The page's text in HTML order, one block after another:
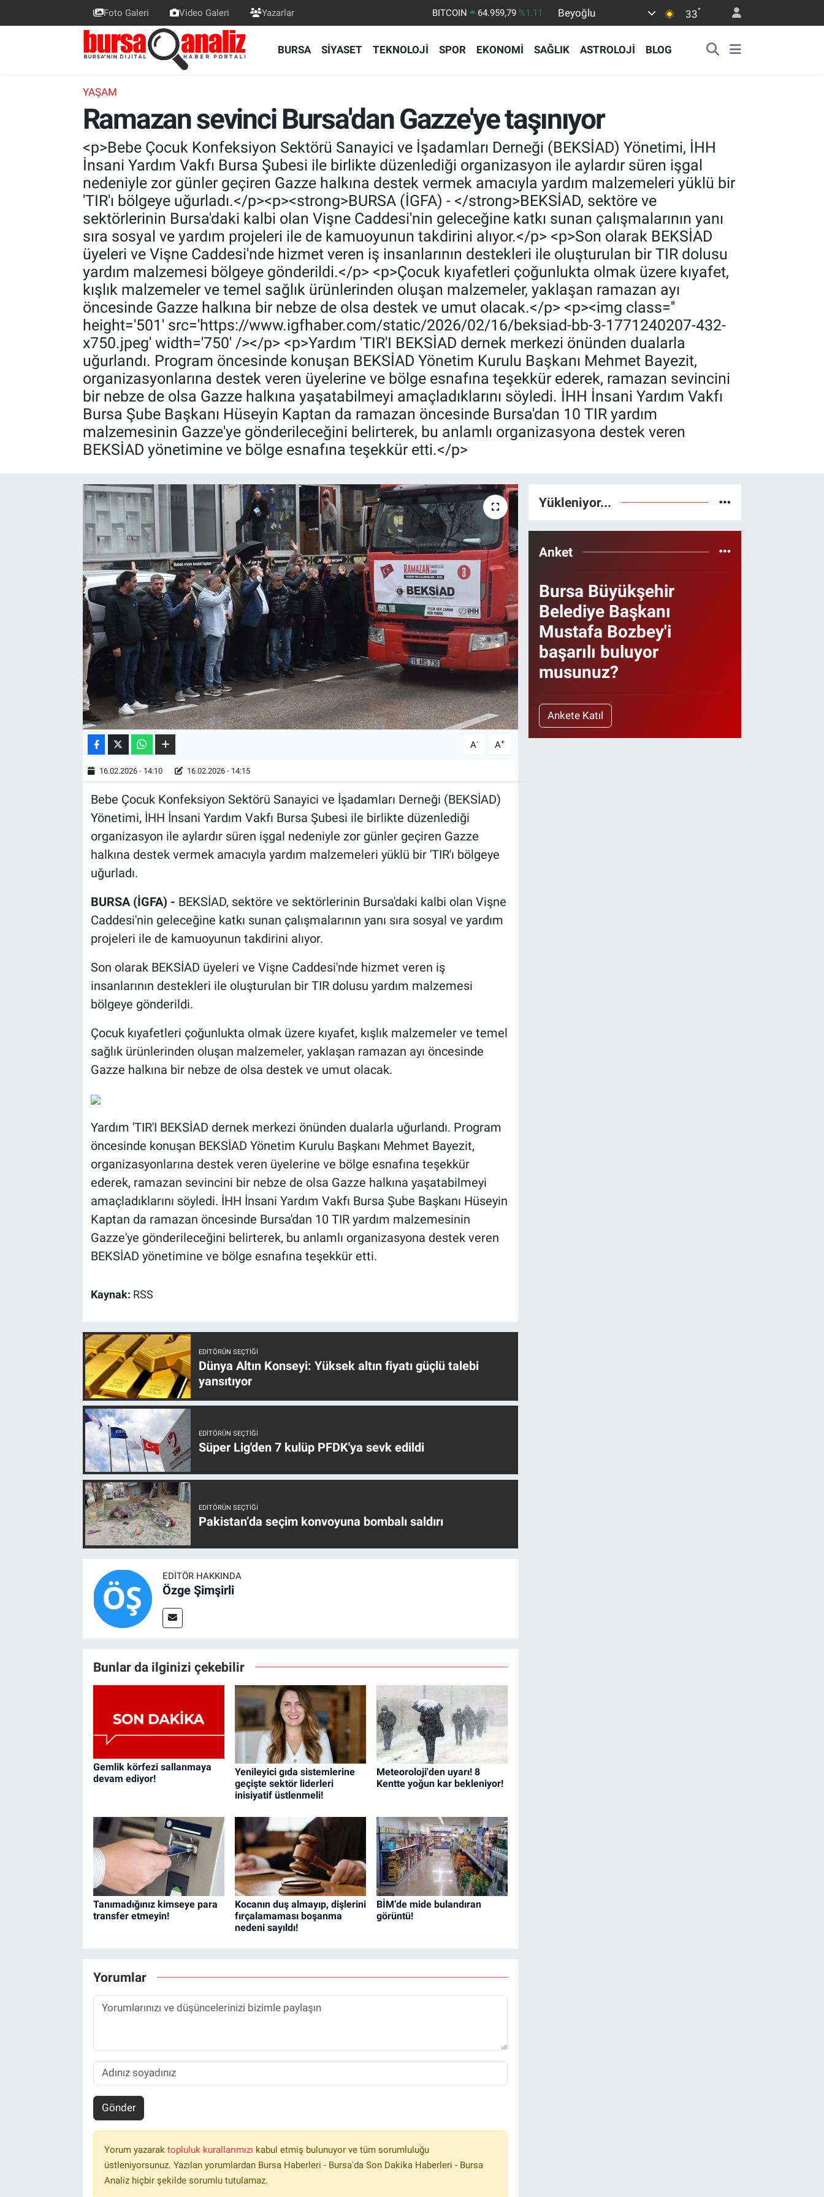
Foto Galeri Video Galeri Yazarlar BITCOIN 64.959,79 %1.11
EURO
55,2510 %0.32
BİST100
13.779 %-14
Beyoğlu 33°
BURSA SİYASET TEKNOLOJİ SPOR EKONOMİ SAĞLIK ASTROLOJİ BLOG
YAŞAM
Ramazan sevinci Bursa'dan Gazze'ye taşınıyor
<p>Bebe Çocuk Konfeksiyon Sektörü Sanayici ve İşadamları Derneği (BEKSİAD) Yönetimi, İHH
İnsani Yardım Vakfı Bursa Şubesi ile birlikte düzenlediği organizasyon ile aylardır süren işgal
nedeniyle zor günler geçiren Gazze halkına destek vermek amacıyla yardım malzemeleri yüklü bir
'TIR'ı bölgeye uğurladı.</p><p><strong>BURSA (İGFA) - </strong>BEKSİAD, sektöre ve
sektörlerinin Bursa'daki kalbi olan Vişne Caddesi'nin geleceğine katkı sunan çalışmalarının yanı
sıra sosyal ve yardım projeleri ile de kamuoyunun takdirini alıyor.</p> <p>Son olarak BEKSİAD
üyeleri ve Vişne Caddesi'nde hizmet veren iş insanlarının destekleri ile oluşturulan bir TIR dolusu
yardım malzemesi bölgeye gönderildi.</p> <p>Çocuk kıyafetleri çoğunlukta olmak üzere kıyafet,
kışlık malzemeler ve temel sağlık ürünlerinden oluşan malzemeler, yaklaşan ramazan ayı
öncesinde Gazze halkına bir nebze de olsa destek ve umut olacak.</p> <p><img class=''
height='501' src='https://www.igfhaber.com/static/2026/02/16/beksiad-bb-3-1771240207-432-
x750.jpeg' width='750' /></p> <p>Yardım 'TIR'I BEKSİAD dernek merkezi önünden dualarla
uğurlandı. Program öncesinde konuşan BEKSİAD Yönetim Kurulu Başkanı Mehmet Bayezit,
organizasyonlarına destek veren üyelerine ve bölge esnafına teşekkür ederek, ramazan sevincini
bir nebze de olsa Gazze halkına yaşatabilmeyi amaçladıklarını söyledi. İHH İnsani Yardım Vakfı
Bursa Şube Başkanı Hüseyin Kaptan da ramazan öncesinde Bursa'dan 10 TIR yardım
malzemesinin Gazze'ye gönderileceğini belirterek, bu anlamlı organizasyona destek veren
BEKSİAD yönetimine ve bölge esnafına teşekkür etti.</p>
A- A+
16.02.2026 - 14:10 16.02.2026 - 14:15
Bebe Çocuk Konfeksiyon Sektörü Sanayici ve İşadamları Derneği (BEKSİAD)
Yönetimi, İHH İnsani Yardım Vakfı Bursa Şubesi ile birlikte düzenlediği
organizasyon ile aylardır süren işgal nedeniyle zor günler geçiren Gazze
halkına destek vermek amacıyla yardım malzemeleri yüklü bir 'TIR'ı bölgeye
uğurladı.
BURSA (İGFA) - BEKSİAD, sektöre ve sektörlerinin Bursa'daki kalbi olan Vişne
Caddesi'nin geleceğine katkı sunan çalışmalarının yanı sıra sosyal ve yardım
projeleri ile de kamuoyunun takdirini alıyor.
Son olarak BEKSİAD üyeleri ve Vişne Caddesi'nde hizmet veren iş
insanlarının destekleri ile oluşturulan bir TIR dolusu yardım malzemesi
bölgeye gönderildi.
Çocuk kıyafetleri çoğunlukta olmak üzere kıyafet, kışlık malzemeler ve temel
sağlık ürünlerinden oluşan malzemeler, yaklaşan ramazan ayı öncesinde
Gazze halkına bir nebze de olsa destek ve umut olacak.
Yardım 'TIR'I BEKSİAD dernek merkezi önünden dualarla uğurlandı. Program
öncesinde konuşan BEKSİAD Yönetim Kurulu Başkanı Mehmet Bayezit,
organizasyonlarına destek veren üyelerine ve bölge esnafına teşekkür
ederek, ramazan sevincini bir nebze de olsa Gazze halkına yaşatabilmeyi
amaçladıklarını söyledi. İHH İnsani Yardım Vakfı Bursa Şube Başkanı Hüseyin
Kaptan da ramazan öncesinde Bursa'dan 10 TIR yardım malzemesinin
Gazze'ye gönderileceğini belirterek, bu anlamlı organizasyona destek veren
BEKSİAD yönetimine ve bölge esnafına teşekkür etti.
Kaynak: RSS
EDITÖRÜN SEÇTIĞI
Dünya Altın Konseyi: Yüksek altın fiyatı güçlü talebi
yansıtıyor
EDITÖRÜN SEÇTIĞI
Süper Lig'den 7 kulüp PFDK'ya sevk edildi
EDITÖRÜN SEÇTIĞI
Pakistan’da seçim konvoyuna bombalı saldırı
EDITÖR HAKKINDA
Özge Şimşirli
Bunlar da ilginizi çekebilir
Gemlik körfezi sallanmaya
devam ediyor!
Yenileyici gıda sistemlerine
geçişte sektör liderleri
inisiyatif üstlenmeli!
Meteoroloji'den uyarı! 8
Kentte yoğun kar bekleniyor!
Tanımadığınız kimseye para
transfer etmeyin!
Kocanın duş almayıp, dişlerini
fırçalamaması boşanma
nedeni sayıldı!
BİM’de mide bulandıran
görüntü!
Yorumlar
Gönder
Yorum yazarak topluluk kurallarımızı kabul etmiş bulunuyor ve tüm sorumluluğu
üstleniyorsunuz. Yazılan yorumlardan Bursa Haberleri - Bursa'da Son Dakika Haberleri - Bursa
Analiz hiçbir şekilde sorumlu tutulamaz.
Yükleniyor...
Anket
Bursa Büyükşehir
Belediye Başkanı
Mustafa Bozbey'i
başarılı buluyor
musunuz?
Ankete Katıl
TEKNOLOJİ
ASTROLOJİ
Nöbetçi Eczaneler
Trafik Durumu
Süper Lig Puan Durumu ve Fikstür
Tüm Manşetler
Son Dakika Haberleri
Haber Arşivi